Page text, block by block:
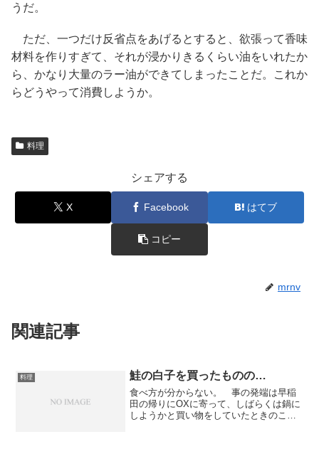
うだ。
ただ、一つだけ反省点をあげるとすると、欲張って香味
材料を作りすぎて、それが浸かりきるくらい油をいれたか
ら、かなり大量のラー油ができてしまったことだ。これか
らどうやって消費しようか。
料理
シェアする
X Facebook はてブ
コピー
mrnv
関連記事
料理 鮭の白子を買ったものの…
食べ方が分からない。 事の発端は早稲
田の帰りにOXに寄って、しばらくは鍋に
しようかと買い物をしていたときのこ